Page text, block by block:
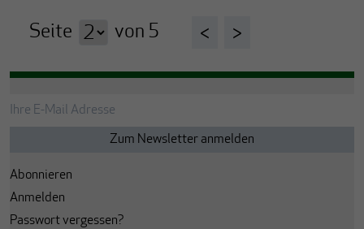
Seite von 5 < >
Abonnieren
Anmelden
Passwort vergessen?